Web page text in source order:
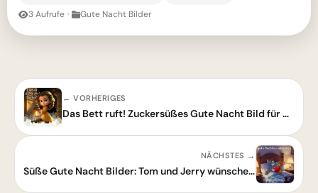
3 Aufrufe · Gute Nacht Bilder
← VORHERIGES
Das Bett ruft! Zuckersüßes Gute Nacht Bild für deine Liebsten
NÄCHSTES →
Süße Gute Nacht Bilder: Tom und Jerry wünschen dir einen ruhigen Abend